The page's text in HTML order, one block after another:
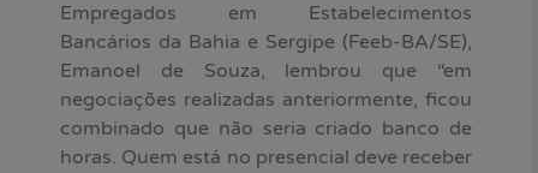
Empregados em Estabelecimentos
Bancários da Bahia e Sergipe (Feeb-BA/SE),
Emanoel de Souza, lembrou que “em
negociações realizadas anteriormente, ficou
combinado que não seria criado banco de
horas. Quem está no presencial deve receber